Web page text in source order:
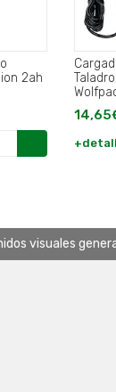
2ah
visuales